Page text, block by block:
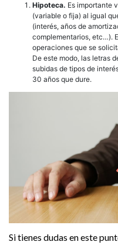
Hipoteca. Es importante
(variable o fija) al igual
(interés, años de
complementarios, etc…).
operaciones que se
De este modo, las letras
subidas de tipos de
30 años que dure.
Si tienes dudas en este